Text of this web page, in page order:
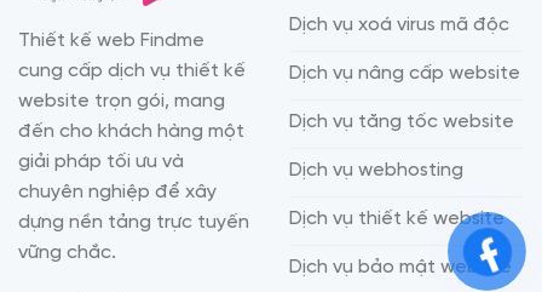
Thiết kế web Findme
cung cấp dịch vụ thiết kế
website trọn gói, mang
đến cho khách hàng một
giải pháp tối ưu và
chuyên nghiệp để xây
dựng nền tảng trực tuyến
vững chắc.
Dịch vụ xoá virus mã độc
Dịch vụ nâng cấp website
Dịch vụ tăng tốc website
Dịch vụ webhosting
Dịch vụ thiết kế website
Dịch vụ bảo mật website